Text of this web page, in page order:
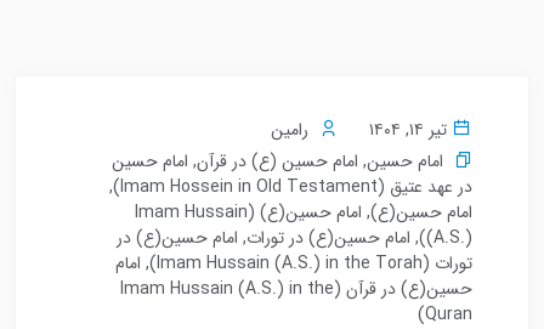
تیر ۱۴, ۱۴۰۴
رامین
امام حسین, امام حسین (ع) در قرآن, امام حسین
در عهد عتیق (Imam Hossein in Old Testament)
,
امام حسین(ع),
امام حسین(ع) (Imam Hussain
(A.S.))
, امام حسین(ع) در تورات, امام حسین(ع) در
تورات (Imam Hussain (A.S.) in the Torah)
, امام
حسین(ع) در قرآن (Imam Hussain (A.S.) in the
Quran)